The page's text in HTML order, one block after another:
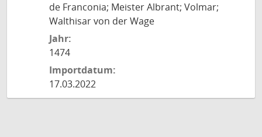
de Franconia; Meister Albrant; Volmar;
Walthisar von der Wage
Jahr:
1474
Importdatum:
17.03.2022